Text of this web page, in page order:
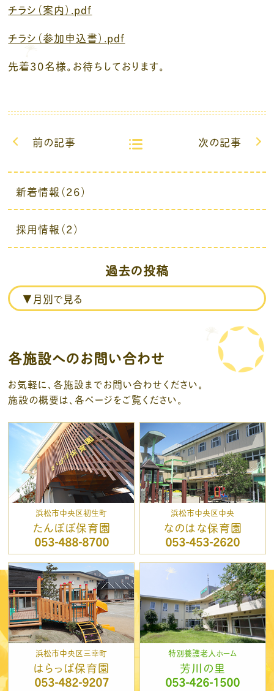
チラシ（案内）.pdf
チラシ（参加申込書）.pdf
先着30名様。お待ちしております。
前の記事 次の記事
新着情報（26）
採用情報（2）
過去の投稿
各施設へのお問い合わせ
お気軽に、各施設までお問い合わせください。
施設の概要は、各ページをご覧ください。
浜松市中央区初生町
たんぽぽ保育園
053-488-8700
浜松市中央区中央
なのはな保育園
053-453-2620
浜松市中央区三幸町
はらっぱ保育園
053-482-9207
特別養護老人ホーム
芳川の里
053-426-1500